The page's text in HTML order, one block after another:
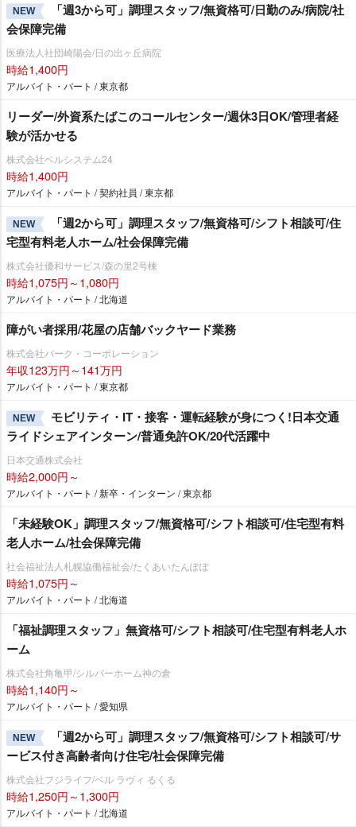
NEW
「週3から可」調理スタッフ/無資格可/日勤のみ/病院/社
会保障完備
医療法人社団崎陽会/日の出ヶ丘病院
時給1,400円
アルバイト・パート / 東京都
リーダー/外資系たばこのコールセンター/週休3日OK/管理者経
験が活かせる
株式会社ベルシステム24
時給1,400円
アルバイト・パート / 契約社員 / 東京都
NEW
「週2から可」調理スタッフ/無資格可/シフト相談可/住
宅型有料老人ホーム/社会保障完備
株式会社優和サービス/森の里2号棟
時給1,075円～1,080円
アルバイト・パート / 北海道
障がい者採用/花屋の店舗バックヤード業務
株式会社パーク・コーポレーション
年収123万円～141万円
アルバイト・パート / 東京都
NEW
モビリティ・IT・接客・運転経験が身につく!日本交通
ライドシェアインターン/普通免許OK/20代活躍中
日本交通株式会社
時給2,000円～
アルバイト・パート / 新卒・インターン / 東京都
「未経験OK」調理スタッフ/無資格可/シフト相談可/住宅型有料
老人ホーム/社会保障完備
社会福祉法人札幌協働福祉会/たくあいたんぽぽ
時給1,075円～
アルバイト・パート / 北海道
「福祉調理スタッフ」無資格可/シフト相談可/住宅型有料老人ホ
ーム
株式会社角亀甲/シルバーホーム神の倉
時給1,140円～
アルバイト・パート / 愛知県
NEW
「週2から可」調理スタッフ/無資格可/シフト相談可/サ
ービス付き高齢者向け住宅/社会保障完備
株式会社フジライフ/ベル ラヴィ るくる
時給1,250円～1,300円
アルバイト・パート / 北海道